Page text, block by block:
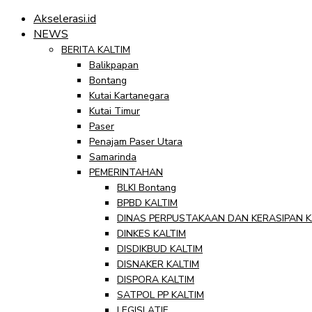
Akselerasi.id
NEWS
BERITA KALTIM
Balikpapan
Bontang
Kutai Kartanegara
Kutai Timur
Paser
Penajam Paser Utara
Samarinda
PEMERINTAHAN
BLKI Bontang
BPBD KALTIM
DINAS PERPUSTAKAAN DAN KERASIPAN
DINKES KALTIM
DISDIKBUD KALTIM
DISNAKER KALTIM
DISPORA KALTIM
SATPOL PP KALTIM